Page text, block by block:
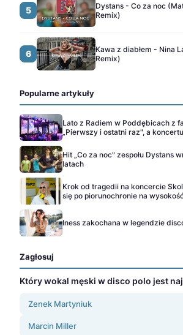
5
Dystans - Co za noc
Remix)
6
Kawa z diabłem - Nina
Remix)
Popularne artykuły
Lato z Radiem w Poddębicach z
„Pierwszy i ostatni raz", a
Hit „Co za noc" zespołu Dystans
latach
Krok od tragedii na koncercie
się po piorunochronie na
Iness zakochana w legendzie
Zagłosuj
Który wokal męski w disco polo jest
Zenek Martyniuk
Marcin Miller